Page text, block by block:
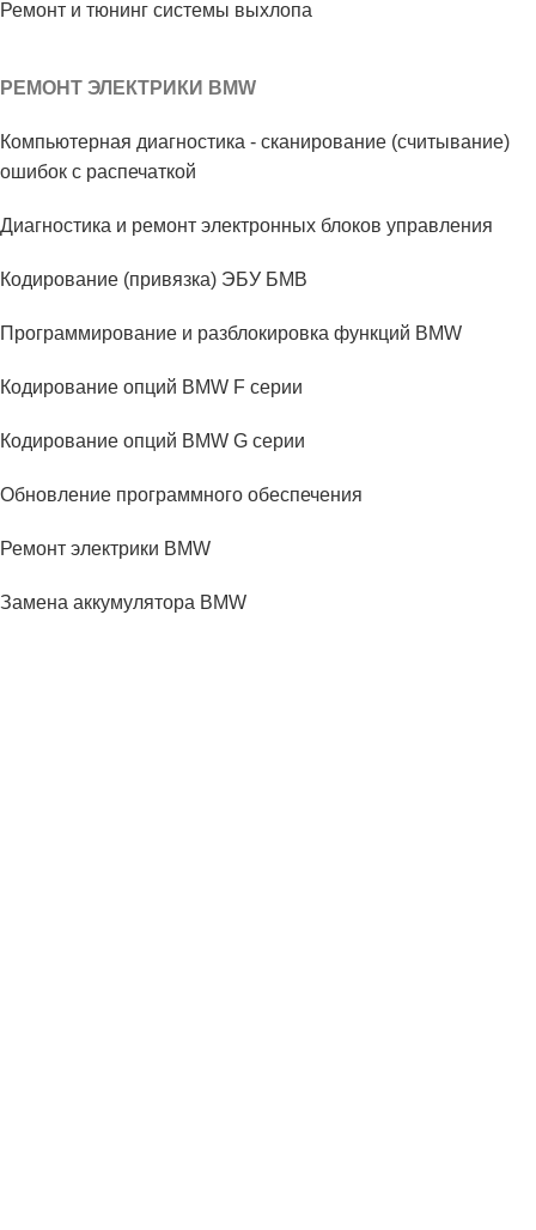
Ремонт и тюнинг системы выхлопа
РЕМОНТ ЭЛЕКТРИКИ BMW
Компьютерная диагностика - сканирование (считывание)
ошибок с распечаткой
Диагностика и ремонт электронных блоков управления
Кодирование (привязка) ЭБУ БМВ
Программирование и разблокировка функций BMW
Кодирование опций BMW F серии
Кодирование опций BMW G серии
Обновление программного обеспечения
Ремонт электрики BMW
Замена аккумулятора BMW